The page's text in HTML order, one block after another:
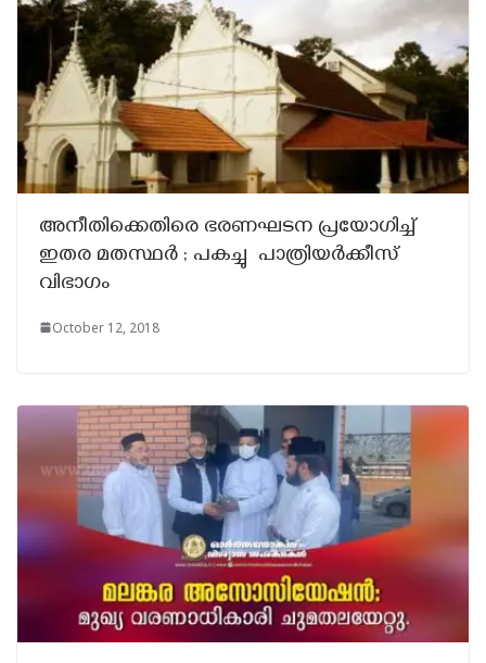
അനീതിക്കെതിരെ ഭരണഘടന പ്രയോഗിച്ച്
ഇതര മതസ്ഥർ ; പകച്ചു പാത്രിയർക്കീസ്‌
വിഭാഗം
October 12, 2018